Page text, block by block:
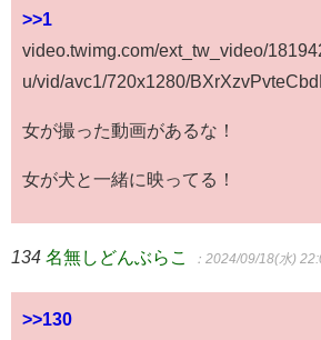
>>1
video.twimg.com/ext_tw_video/
u/vid/avc1/720x1280/
女が撮った動画があるな！
女が犬と一緒に映ってる！
134 名無しどんぶらこ ：2024/09/18(水)
>>130